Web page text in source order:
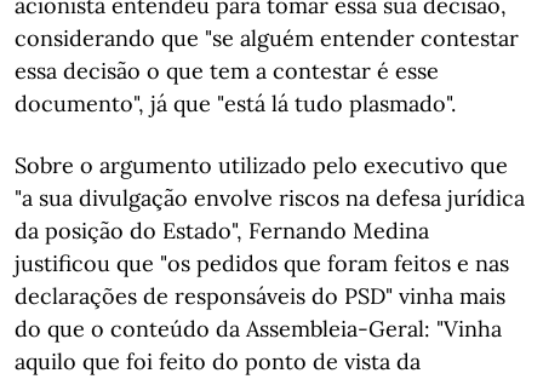
considerando que "se alguém entender contestar
essa decisão o que tem a contestar é esse
documento", já que "está lá tudo plasmado".
Sobre o argumento utilizado pelo executivo que
"a sua divulgação envolve riscos na defesa jurídica
da posição do Estado", Fernando Medina
justificou que "os pedidos que foram feitos e nas
declarações de responsáveis do PSD" vinha mais
do que o conteúdo da Assembleia-Geral: "Vinha
aquilo que foi feito do ponto de vista da